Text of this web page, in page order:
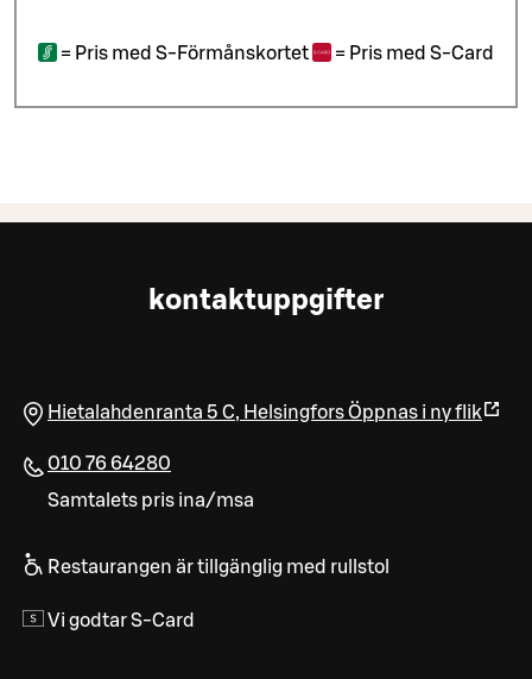
= Pris med S-Förmånskortet = Pris med S-Card
kontaktuppgifter
Hietalahdenranta 5 C, HelsingforsÖppnas i ny flik
010 76 64280
Samtalets pris ina/msa
Restaurangen är tillgänglig med rullstol
Vi godtar S-Card